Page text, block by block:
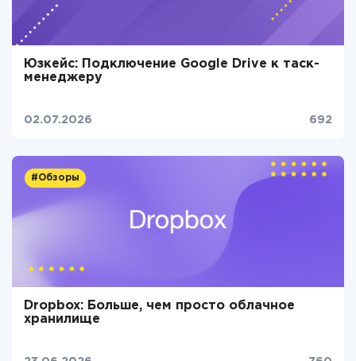
Юзкейс: Подключение Google Drive к таск-
менеджеру
02.07.2026 692
#Обзоры
Dropbox: Больше, чем просто облачное
хранилище